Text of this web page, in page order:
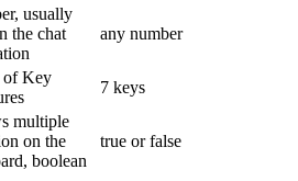
usually
the chat
any number
of Key
7 keys
multiple
on the
boolean
true or false